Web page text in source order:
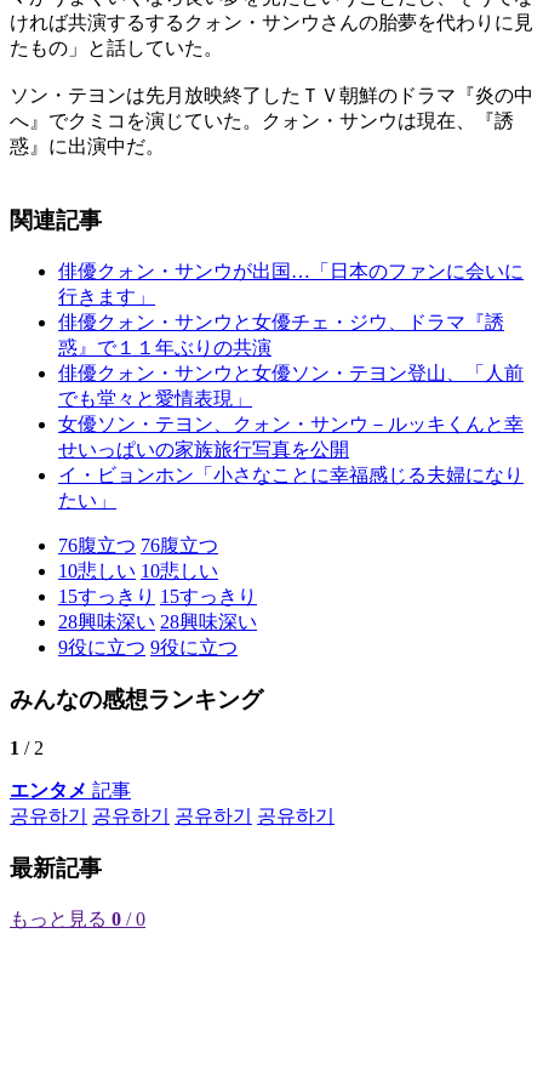
ければ共演するするクォン・サンウさんの胎夢を代わりに見
たもの」と話していた。
ソン・テヨンは先月放映終了したＴＶ朝鮮のドラマ『炎の中
へ』でクミコを演じていた。クォン・サンウは現在、『誘
惑』に出演中だ。
関連記事
俳優クォン・サンウが出国…「日本のファンに会いに
行きます」
俳優クォン・サンウと女優チェ・ジウ、ドラマ『誘
惑』で１１年ぶりの共演
俳優クォン・サンウと女優ソン・テヨン登山、「人前
でも堂々と愛情表現」
女優ソン・テヨン、クォン・サンウ－ルッキくんと幸
せいっぱいの家族旅行写真を公開
イ・ビョンホン「小さなことに幸福感じる夫婦になり
たい」
76腹立つ 76腹立つ
10悲しい 10悲しい
15すっきり 15すっきり
28興味深い 28興味深い
9役に立つ 9役に立つ
みんなの感想ランキング
1 / 2
エンタメ 記事
공유하기
공유하기 공유하기 공유하기
最新記事
もっと見る 0 / 0